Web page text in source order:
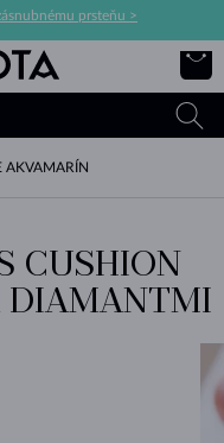
prsteňu >
AKVAMARÍN
CUSHION
DIAMANTMI